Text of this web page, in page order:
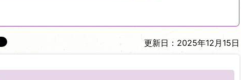
更新日：2025年12月15日